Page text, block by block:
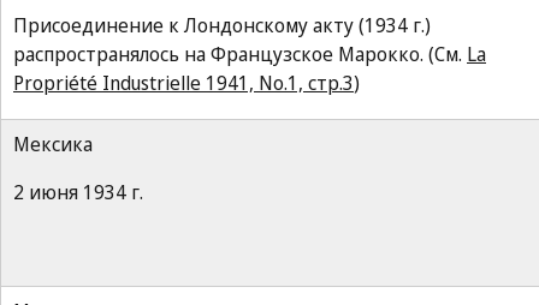
Присоединение к Лондонскому акту (1934 г.)
распространялось на Французское Марокко. (См. La
Propriété Industrielle 1941, No.1, стр.3)
Мексика
2 июня 1934 г.